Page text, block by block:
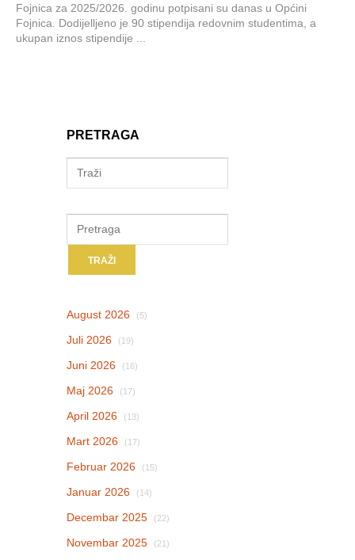
Fojnica za 2025/2026. godinu potpisani su danas u Općini
Fojnica. Dodijelljeno je 90 stipendija redovnim studentima, a
ukupan iznos stipendije ...
PRETRAGA
August 2026 (5)
Juli 2026 (19)
Juni 2026 (16)
Maj 2026 (17)
April 2026 (13)
Mart 2026 (17)
Februar 2026 (15)
Januar 2026 (14)
Decembar 2025 (22)
Novembar 2025 (21)